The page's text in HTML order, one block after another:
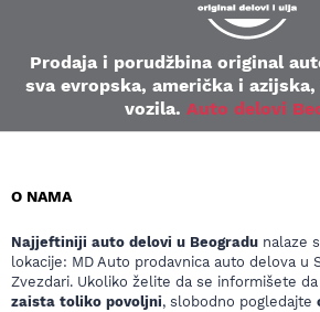
Prodaja i porudžbina original
sva evropska, američka i
vozila. Auto delovi
O NAMA
Najjeftiniji auto delovi u Beogradu nalaze
lokacije: MD Auto prodavnica auto delova u
Zvezdari. Ukoliko želite da se informišete
zaista toliko povoljni, slobodno pogledajte